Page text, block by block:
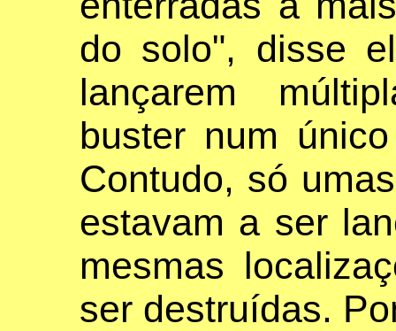
do solo", disse
lançarem
buster num
Contudo, só
estavam a ser
mesmas
ser destruídas.